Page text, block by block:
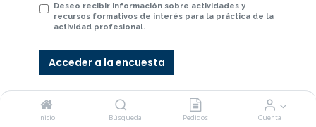
Inicio Búsqueda Pedidos Cuenta
Deseo recibir información sobre actividades y
recursos formativos de interés para la práctica de la
actividad profesional.
Acceder a la encuesta